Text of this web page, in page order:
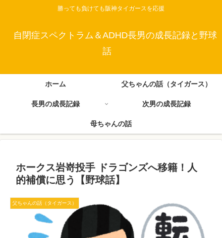
勝っても負けても阪神タイガースを応援
自閉症スペクトラム＆ADHD長男の成長記録と野球
話
ホーム 父ちゃんの話（タイガース）
長男の成長記録 次男の成長記録
母ちゃんの話
ホークス岩嵜投手 ドラゴンズへ移籍！人
的補償に思う【野球話】
父ちゃんの話（タイガース）